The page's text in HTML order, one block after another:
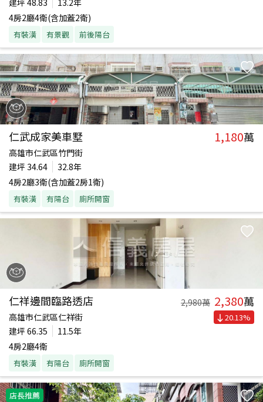
建坪 48.83
13.2年
4房2廳4衛(含加蓋2衛)
有裝潢 有景觀 前後陽台
仁武成家美車墅 1,180萬
高雄市仁武區竹門街
建坪 34.64
32.8年
4房2廳3衛(含加蓋2房1衛)
有裝潢 有陽台 廁所開窗
仁祥邊間臨路透店 2,980萬 2,380萬
高雄市仁武區仁祥街
建坪 66.35
11.5年
4房2廳4衛
有裝潢 有陽台 廁所開窗
20.13%
店長推薦